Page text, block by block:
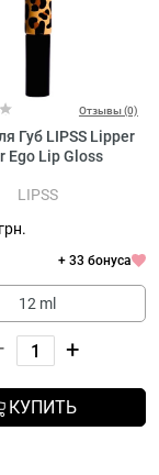
Отзывы (0)
Губ LIPSS Lipper
Ego Lip Gloss
LIPSS
грн.
+ 33 бонуса
12 ml
+
КУПИТЬ